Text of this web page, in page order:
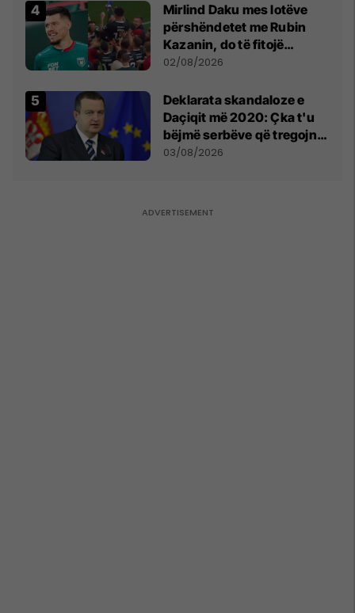
Mirlind Daku mes lotëve
përshëndetet me Rubin
Kazanin, do të fitojë
miliona te Spartak Moska
02/08/2026
​Deklarata skandaloze e
Daçiqit më 2020: Çka t'u
bëjmë serbëve që tregojnë
ku janë varrosur shqiptarët
03/08/2026